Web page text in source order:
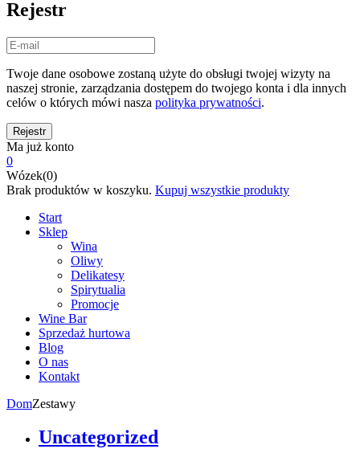
Rejestr
Twoje dane osobowe zostaną użyte do obsługi twojej wizyty na
naszej stronie, zarządzania dostępem do twojego konta i dla innych
celów o których mówi nasza polityka prywatności.
Ma już konto
0
Wózek(0)
Brak produktów w koszyku. Kupuj wszystkie produkty
Start
Sklep
Wina
Oliwy
Delikatesy
Spirytualia
Promocje
Wine Bar
Sprzedaż hurtowa
Blog
O nas
Kontakt
DomZestawy
Uncategorized